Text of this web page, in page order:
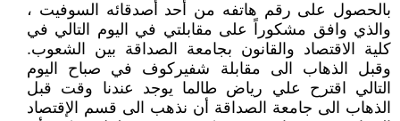
بالحصول على رقم هاتفه من أحد أصدقائه السوفيت ،
والذي وافق مشكوراً على مقابلتي في اليوم التالي في
كلية الاقتصاد والقانون بجامعة الصداقة بين الشعوب.
وقبل الذهاب الى مقابلة شفيركوف في صباح اليوم
التالي اقترح علي رياض طالما يوجد عندنا وقت قبل
الذهاب الى جامعة الصداقة أن نذهب الى قسم الإقتصاد